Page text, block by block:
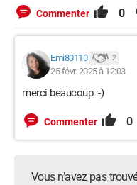
Commenter 0
Emi80110 2
25 févr. 2025 à 12:03
merci beaucoup :-)
Commenter 0
Vous n’avez pas